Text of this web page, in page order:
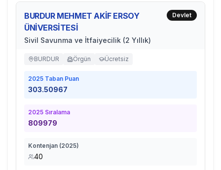
BURDUR MEHMET AKİF ERSOY
ÜNİVERSİTESİ
Sivil Savunma ve İtfaiyecilik (2 Yıllık)
Devlet
BURDUR Örgün Ücretsiz
2025 Taban Puan
303.50967
2025 Sıralama
809979
Kontenjan (2025)
40